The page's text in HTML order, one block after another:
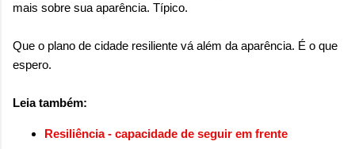
mais sobre sua aparência. Típico.
Que o plano de cidade resiliente vá além da aparência. É o que
espero.
Leia também:
Resiliência - capacidade de seguir em frente